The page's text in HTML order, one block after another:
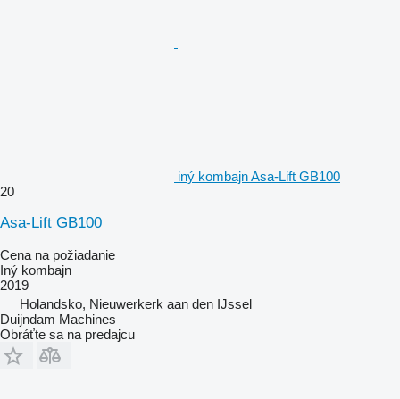
iný kombajn Asa-Lift GB100
20
Asa-Lift GB100
Cena na požiadanie
Iný kombajn
2019
Holandsko, Nieuwerkerk aan den IJssel
Duijndam Machines
Obráťte sa na predajcu